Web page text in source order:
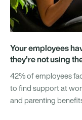
Your employees
they're not using
42% of employees
to find support at
and parenting